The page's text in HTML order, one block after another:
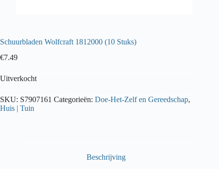
Schuurbladen Wolfcraft 1812000 (10 Stuks)
€7.49
Uitverkocht
SKU: S7907161 Categorieën: Doe-Het-Zelf en Gereedschap,
Huis | Tuin
Beschrijving